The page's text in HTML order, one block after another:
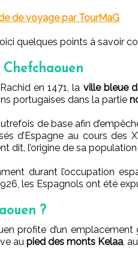
de voyage par TourMaG
quelques points à savoir
Chefchaouen
en 1471, la ville bleue
portugaises dans la partie
de base afin
d’Espagne au cours des
dit, l’origine de sa
durant l’occupation
les Espagnols ont été
?
profite d’un
au pied des monts Kelaa ,